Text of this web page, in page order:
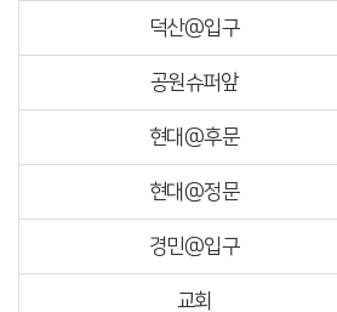
덕산@입구
공원슈퍼앞
현대@후문
현대@정문
경민@입구
교회